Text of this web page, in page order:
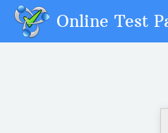
Online Test